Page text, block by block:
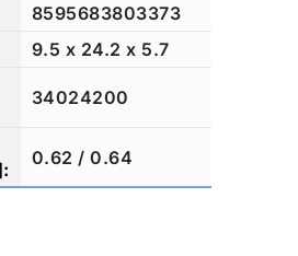
8595683803373
9.5 x 24.2 x 5.7
34024200
0.62 / 0.64